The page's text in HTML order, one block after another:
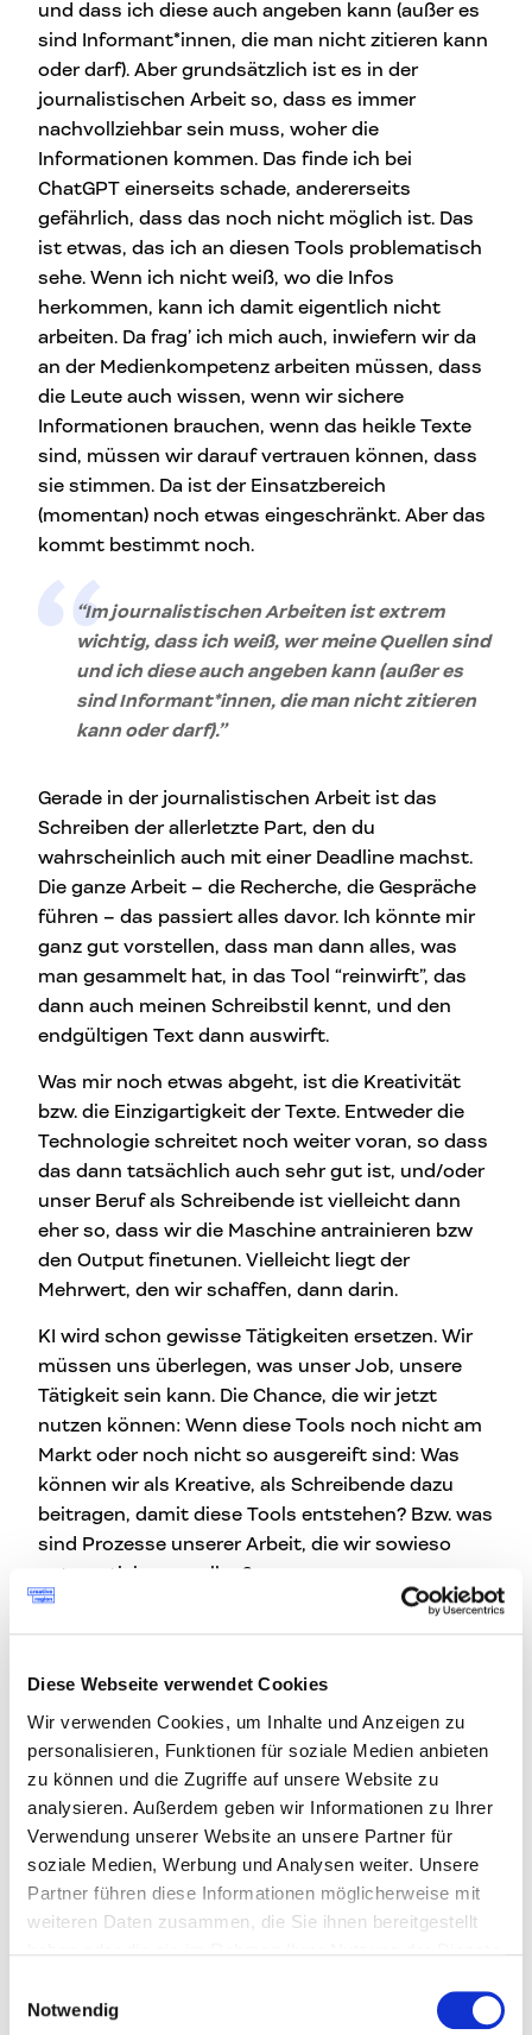
Diese Webseite verwendet Cookies
Wir verwenden Cookies, um Inhalte und Anzeigen zu
personalisieren, Funktionen für soziale Medien anbieten
zu können und die Zugriffe auf unsere Website zu
analysieren. Außerdem geben wir Informationen zu Ihrer
Verwendung unserer Website an unsere Partner für
soziale Medien, Werbung und Analysen weiter. Unsere
Partner führen diese Informationen möglicherweise mit
weiteren Daten zusammen, die Sie ihnen bereitgestellt
Notwendig
und dass ich diese auch angeben kann (außer es
sind Informant*innen, die man nicht zitieren kann
oder darf). Aber grundsätzlich ist es in der
journalistischen Arbeit so, dass es immer
nachvollziehbar sein muss, woher die
Informationen kommen. Das finde ich bei
ChatGPT einerseits schade, andererseits
gefährlich, dass das noch nicht möglich ist. Das
ist etwas, das ich an diesen Tools problematisch
sehe. Wenn ich nicht weiß, wo die Infos
herkommen, kann ich damit eigentlich nicht
arbeiten. Da frag’ ich mich auch, inwiefern wir da
an der Medienkompetenz arbeiten müssen, dass
die Leute auch wissen, wenn wir sichere
Informationen brauchen, wenn das heikle Texte
sind, müssen wir darauf vertrauen können, dass
sie stimmen. Da ist der Einsatzbereich
(momentan) noch etwas eingeschränkt. Aber das
kommt bestimmt noch.
“Im journalistischen Arbeiten ist extrem
wichtig, dass ich weiß, wer meine Quellen sind
und ich diese auch angeben kann (außer es
sind Informant*innen, die man nicht zitieren
kann oder darf).”
Gerade in der journalistischen Arbeit ist das
Schreiben der allerletzte Part, den du
wahrscheinlich auch mit einer Deadline machst.
Die ganze Arbeit – die Recherche, die Gespräche
führen – das passiert alles davor. Ich könnte mir
ganz gut vorstellen, dass man dann alles, was
man gesammelt hat, in das Tool “reinwirft”, das
dann auch meinen Schreibstil kennt, und den
endgültigen Text dann auswirft.
Was mir noch etwas abgeht, ist die Kreativität
bzw. die Einzigartigkeit der Texte. Entweder die
Technologie schreitet noch weiter voran, so dass
das dann tatsächlich auch sehr gut ist, und/oder
unser Beruf als Schreibende ist vielleicht dann
eher so, dass wir die Maschine antrainieren bzw
den Output finetunen. Vielleicht liegt der
Mehrwert, den wir schaffen, dann darin.
KI wird schon gewisse Tätigkeiten ersetzen. Wir
müssen uns überlegen, was unser Job, unsere
Tätigkeit sein kann. Die Chance, die wir jetzt
nutzen können: Wenn diese Tools noch nicht am
Markt oder noch nicht so ausgereift sind: Was
können wir als Kreative, als Schreibende dazu
beitragen, damit diese Tools entstehen? Bzw. was
sind Prozesse unserer Arbeit, die wir sowieso
automatisieren wollen?
Wie glaubst du wird sich
Wo lässt sich menschliche
Kreativität einordnen?
Elisabeth: Ich habe das Gefühl, dass jede*r der/die
schreibt eine eigene Stimme und einen eigenen
Stil hat, der entweder gefällt oder nicht gefällt.
Auch im Werbetexten geht es ja darum, Leute
immer wieder zu überraschen und nicht immer
wieder die gleichen Texte oder Botschaften zu
sehr viel auf persönlicher Arbeit: Mit Gesprächen,
für die du dir Leute suchst, die zu dem Thema